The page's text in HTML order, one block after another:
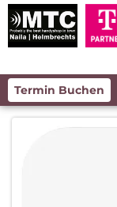
Termin Buchen